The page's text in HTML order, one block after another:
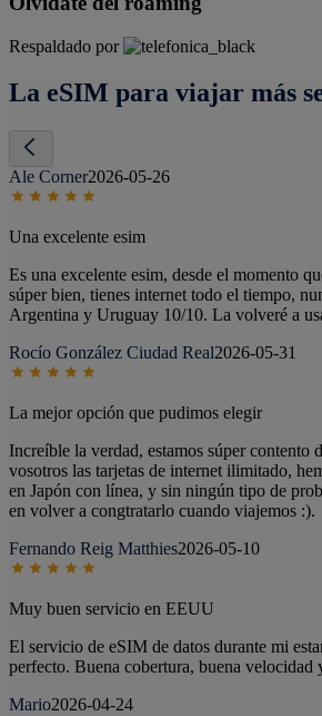
Respaldado por
La eSIM para viajar más
Ale Corner2026-05-26
Una excelente esim
Es una excelente esim, desde el momento
súper bien, tienes internet todo el tiempo,
Argentina y Uruguay 10/10. La volveré a
Rocío González Ciudad Real2026-05-31
La mejor opción que pudimos elegir
Increíble la verdad, estamos súper contento
vosotros las tarjetas de internet ilimitado,
en Japón con línea, y sin ningún tipo de
en volver a congtratarlo cuando viajemos :).
Fernando Reig Matthies2026-05-10
Muy buen servicio en EEUU
El servicio de eSIM de datos durante mi
perfecto. Buena cobertura, buena velocidad
Mario2026-04-24